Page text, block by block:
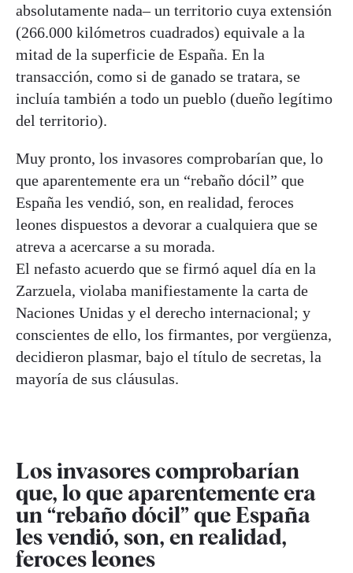
absolutamente nada– un territorio cuya extensión
(266.000 kilómetros cuadrados) equivale a la
mitad de la superficie de España. En la
transacción, como si de ganado se tratara, se
incluía también a todo un pueblo (dueño legítimo
del territorio).
Muy pronto, los invasores comprobarían que, lo
que aparentemente era un “rebaño dócil” que
España les vendió, son, en realidad, feroces
leones dispuestos a devorar a cualquiera que se
atreva a acercarse a su morada.
El nefasto acuerdo que se firmó aquel día en la
Zarzuela, violaba manifiestamente la carta de
Naciones Unidas y el derecho internacional; y
conscientes de ello, los firmantes, por vergüenza,
decidieron plasmar, bajo el título de secretas, la
mayoría de sus cláusulas.
Los invasores comprobarían
que, lo que aparentemente era
un “rebaño dócil” que España
les vendió, son, en realidad,
feroces leones